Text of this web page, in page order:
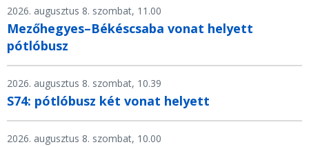
2026. augusztus 8. szombat, 11.00
Mezőhegyes–Békéscsaba vonat helyett
pótlóbusz
2026. augusztus 8. szombat, 10.39
S74: pótlóbusz két vonat helyett
2026. augusztus 8. szombat, 10.00